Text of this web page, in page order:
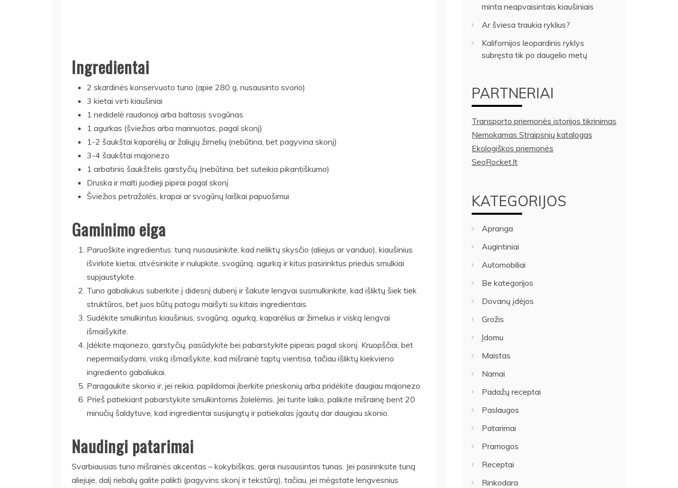
Ingredientai
2 skardinės konservuoto tuno (apie 280 g, nusausinto svorio)
3 kietai virti kiaušiniai
1 nedidelė raudonoji arba baltasis svogūnas
1 agurkas (šviežias arba marinuotas, pagal skonį)
1-2 šaukštai kaparėlių ar žaliųjų žirnelių (nebūtina, bet pagyvina skonį)
3-4 šaukštai majonezo
1 arbatinis šaukštelis garstyčių (nebūtina, bet suteikia pikantiškumo)
Druska ir malti juodieji pipirai pagal skonį
Šviežios petražolės, krapai ar svogūnų laiškai papuošimui
Gaminimo eiga
Paruoškite ingredientus: tuną nusausinkite, kad neliktų skysčio (aliejus ar vanduo), kiaušinius
išvirkite kietai, atvėsinkite ir nulupkite, svogūną, agurką ir kitus pasirinktus priedus smulkiai
supjaustykite.
Tuno gabaliukus suberkite į didesnį dubenį ir šakute lengvai susmulkinkite, kad išliktų šiek tiek
struktūros, bet juos būtų patogu maišyti su kitais ingredientais.
Sudėkite smulkintus kiaušinius, svogūną, agurką, kaparėlius ar žirnelius ir viską lengvai
išmaišykite.
Įdėkite majonezo, garstyčių, pasūdykite bei pabarstykite pipirais pagal skonį. Kruopščiai, bet
nepermaišydami, viską išmaišykite, kad mišrainė taptų vientisa, tačiau išliktų kiekvieno
ingrediento gabaliukai.
Paragaukite skonio ir, jei reikia, papildomai įberkite prieskonių arba pridėkite daugiau majonezo.
Prieš patiekiant pabarstykite smulkintomis žolelėmis. Jei turite laiko, palikite mišrainę bent 20
minučių šaldytuve, kad ingredientai susijungtų ir patiekalas įgautų dar daugiau skonio.
Naudingi patarimai
Svarbiausias tuno mišrainės akcentas – kokybiškas, gerai nusausintas tunas. Jei pasirinksite tuną
aliejuje, dalį riebalų galite palikti (pagyvins skonį ir tekstūrą), tačiau, jei mėgstate lengvesnius
minta neapvaisintais kiaušiniais
Ar šviesa traukia ryklius?
Kalifornijos leopardinis ryklys
subręsta tik po daugelio metų
PARTNERIAI
Transporto priemonės istorijos tikrinimas
Nemokamas Straipsnių katalogas
Ekologiškos priemonės
SeoRocket.lt
KATEGORIJOS
Apranga
Augintiniai
Automobiliai
Be kategorijos
Dovanų įdėjos
Grožis
Įdomu
Maistas
Namai
Padažų receptai
Paslaugos
Patarimai
Pramogos
Receptai
Rinkodara